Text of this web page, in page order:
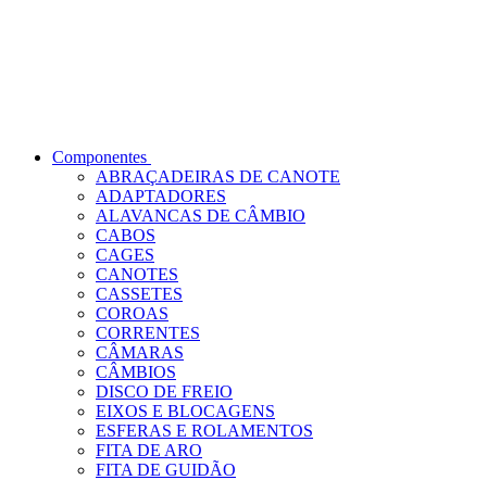
Componentes
ABRAÇADEIRAS DE CANOTE
ADAPTADORES
ALAVANCAS DE CÂMBIO
CABOS
CAGES
CANOTES
CASSETES
COROAS
CORRENTES
CÂMARAS
CÂMBIOS
DISCO DE FREIO
EIXOS E BLOCAGENS
ESFERAS E ROLAMENTOS
FITA DE ARO
FITA DE GUIDÃO